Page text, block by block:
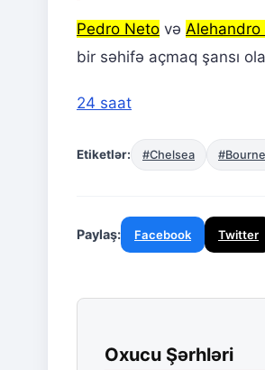
Pedro Neto və Alehandro
bir səhifə açmaq şansı
24 saat
Etiketlər: #Chelsea
Paylaş: Facebook Twitter
Oxucu Şərhləri